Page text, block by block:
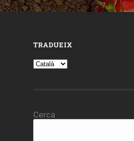
TRADUEIX
Cerca